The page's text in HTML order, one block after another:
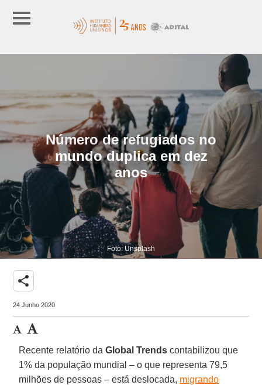
Número de refugiados no
mundo duplica em dez
anos
Foto: Unsplash
share
24 Junho 2020
Recente relatório daGlobal Trends contabilizou que
1% da população mundial – o que representa 79,5
milhões de pessoas – está deslocada, migrando